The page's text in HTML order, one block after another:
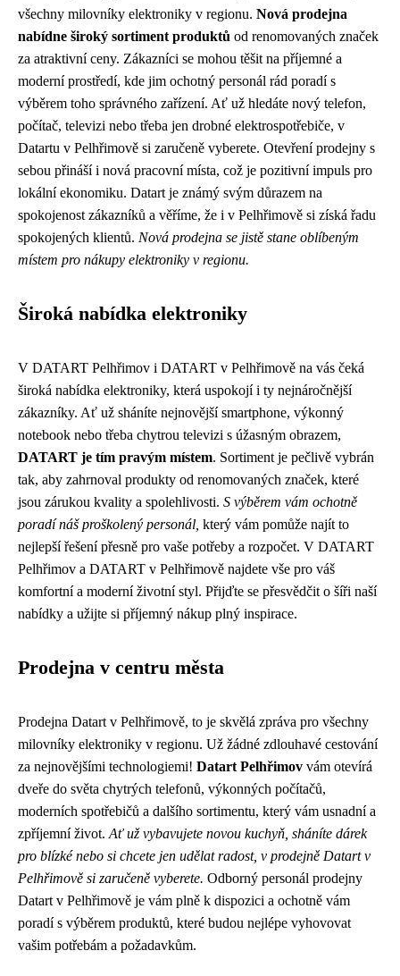
všechny milovníky elektroniky v regionu. Nová prodejna
nabídne široký sortiment produktů od renomovaných značek
za atraktivní ceny. Zákazníci se mohou těšit na příjemné a
moderní prostředí, kde jim ochotný personál rád poradí s
výběrem toho správného zařízení. Ať už hledáte nový telefon,
počítač, televizi nebo třeba jen drobné elektrospotřebiče, v
Datartu v Pelhřimově si zaručeně vyberete. Otevření prodejny s
sebou přináší i nová pracovní místa, což je pozitivní impuls pro
lokální ekonomiku. Datart je známý svým důrazem na
spokojenost zákazníků a věříme, že i v Pelhřimově si získá řadu
spokojených klientů. Nová prodejna se jistě stane oblíbeným
místem pro nákupy elektroniky v regionu.
Široká nabídka elektroniky
V DATART Pelhřimov i DATART v Pelhřimově na vás čeká
široká nabídka elektroniky, která uspokojí i ty nejnáročnější
zákazníky. Ať už sháníte nejnovější smartphone, výkonný
notebook nebo třeba chytrou televizi s úžasným obrazem,
DATART je tím pravým místem. Sortiment je pečlivě vybrán
tak, aby zahrnoval produkty od renomovaných značek, které
jsou zárukou kvality a spolehlivosti. S výběrem vám ochotně
poradí náš proškolený personál, který vám pomůže najít to
nejlepší řešení přesně pro vaše potřeby a rozpočet. V DATART
Pelhřimov a DATART v Pelhřimově najdete vše pro váš
komfortní a moderní životní styl. Přijďte se přesvědčit o šíři naší
nabídky a užijte si příjemný nákup plný inspirace.
Prodejna v centru města
Prodejna Datart v Pelhřimově, to je skvělá zpráva pro všechny
milovníky elektroniky v regionu. Už žádné zdlouhavé cestování
za nejnovějšími technologiemi! Datart Pelhřimov vám otevírá
dveře do světa chytrých telefonů, výkonných počítačů,
moderních spotřebičů a dalšího sortimentu, který vám usnadní a
zpříjemní život. Ať už vybavujete novou kuchyň, sháníte dárek
pro blízké nebo si chcete jen udělat radost, v prodejně Datart v
Pelhřimově si zaručeně vyberete. Odborný personál prodejny
Datart v Pelhřimově je vám plně k dispozici a ochotně vám
poradí s výběrem produktů, které budou nejlépe vyhovovat
vašim potřebám a požadavkům.